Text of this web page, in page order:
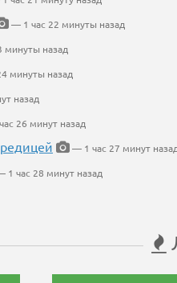
— 1 час 22 минуты назад
минуты назад
минуты назад
назад
26 минут назад
— 1 час 27 минут
1 час 28 минут назад